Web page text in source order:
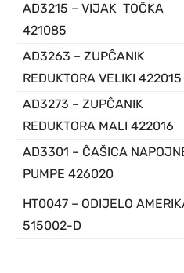
AD3215 – VIJAK TOĈKA
421085
AD3263 – ZUPĈANIK
REDUKTORA VELIKI 422015
AD3273 – ZUPĈANIK
REDUKTORA MALI 422016
AD3301 – ĈAŠICA
PUMPE 426020
HT0047 – ODIJELO
515002-D